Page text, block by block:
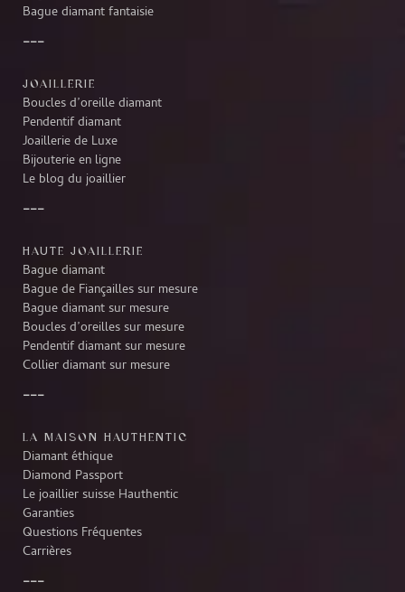
Bague diamant fantaisie
JOAILLERIE
Boucles d’oreille diamant
Pendentif diamant
Joaillerie de Luxe
Bijouterie en ligne
Le blog du joaillier
HAUTE JOAILLERIE
Bague diamant
Bague de Fiançailles sur mesure
Bague diamant sur mesure
Boucles d’oreilles sur mesure
Pendentif diamant sur mesure
Collier diamant sur mesure
LA MAISON HAUTHENTIC
Diamant éthique
Diamond Passport
Le joaillier suisse Hauthentic
Garanties
Questions Fréquentes
Carrières